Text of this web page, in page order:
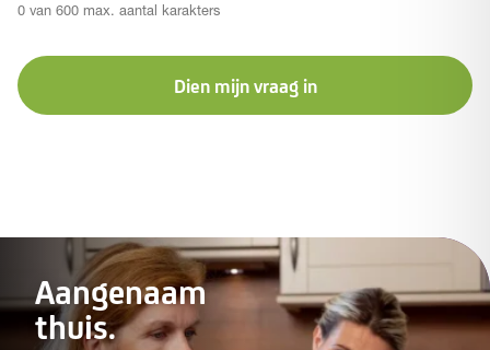
0 van 600 max. aantal karakters
Dien mijn vraag in
Aangenaam
thuis.